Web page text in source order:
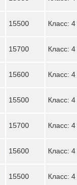
15500 Класс: 4
15700 Класс: 4
15600 Класс: 4
15500 Класс: 4
15700 Класс: 4
15600 Класс: 4
15500 Класс: 4